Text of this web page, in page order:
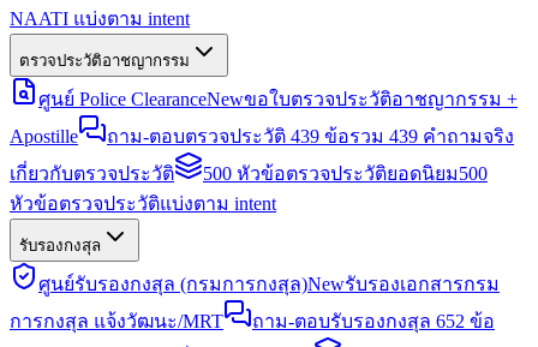
NAATI แบ่งตาม intent
ตรวจประวัติอาชญากรรม
ศูนย์ Police ClearanceNewขอใบตรวจประวัติอาชญากรรม +
Apostille
ถาม-ตอบตรวจประวัติ 439 ข้อรวม 439 คำถามจริง
เกี่ยวกับตรวจประวัติ
500 หัวข้อตรวจประวัติยอดนิยม500
หัวข้อตรวจประวัติแบ่งตาม intent
รับรองกงสุล
ศูนย์รับรองกงสุล (กรมการกงสุล)Newรับรองเอกสารกรม
การกงสุล แจ้งวัฒนะ/MRT
ถาม-ตอบรับรองกงสุล 652 ข้อ